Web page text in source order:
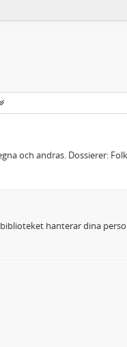
och andras. Dossierer:
hanterar dina